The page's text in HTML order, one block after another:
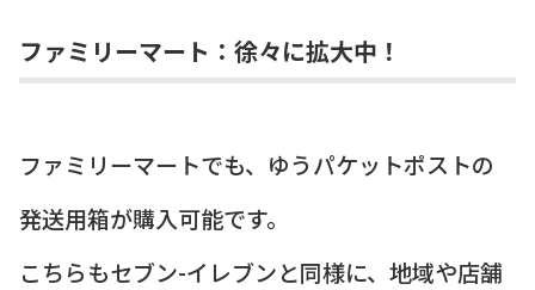
ファミリーマート：徐々に拡大中！
ファミリーマートでも、ゆうパケットポストの
発送用箱が購入可能です。
こちらもセブン-イレブンと同様に、地域や店舗